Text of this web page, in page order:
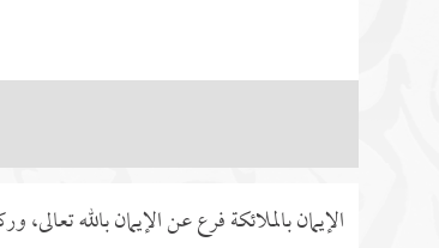
الإيمان بالملائكة فرع عن الإيمان بالله